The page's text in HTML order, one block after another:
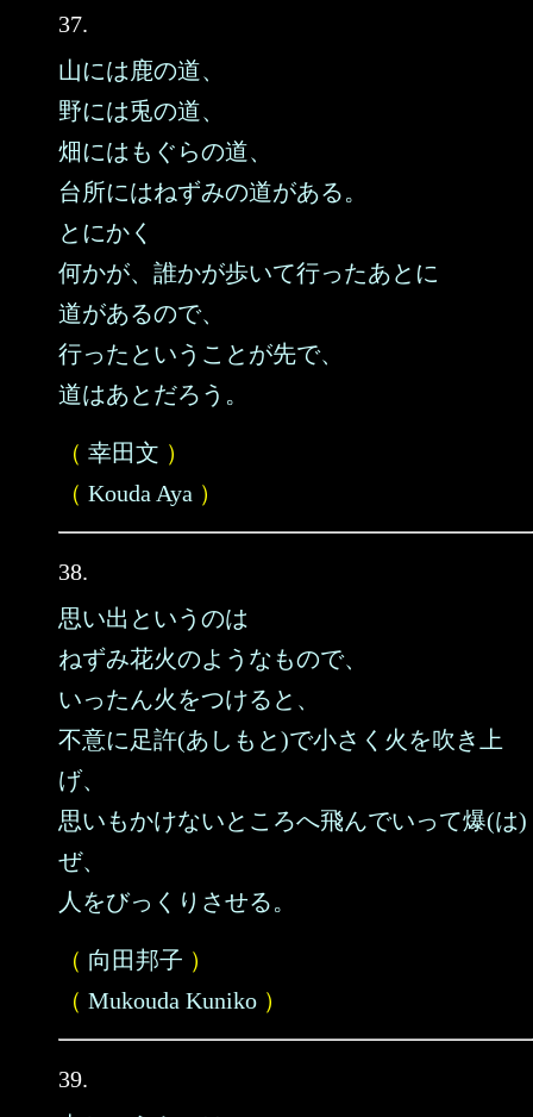
37.
山には鹿の道、
野には兎の道、
畑にはもぐらの道、
台所にはねずみの道がある。
とにかく
何かが、誰かが歩いて行ったあとに
道があるので、
行ったということが先で、
道はあとだろう。
（ 幸田文 ）
（ Kouda Aya ）
38.
思い出というのは
ねずみ花火のようなもので、
いったん火をつけると、
不意に足許(あしもと)で小さく火を吹き上
げ、
思いもかけないところへ飛んでいって爆(は)
ぜ、
人をびっくりさせる。
（ 向田邦子 ）
（ Mukouda Kuniko ）
39.